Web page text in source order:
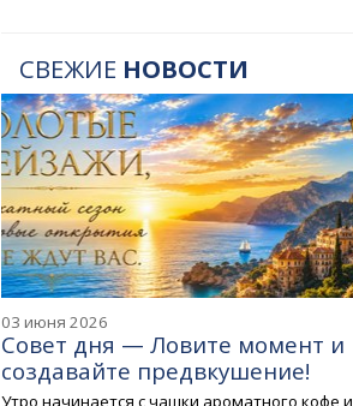
СВЕЖИЕ НОВОСТИ
03 июня 2026
Совет дня — Ловите момент и
создавайте предвкушение!